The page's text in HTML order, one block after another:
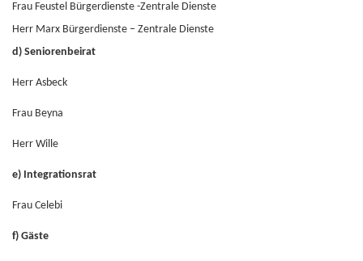
Frau Feustel Bürgerdienste -Zentrale Dienste
Herr Marx Bürgerdienste – Zentrale Dienste
d) Seniorenbeirat
Herr Asbeck
Frau Beyna
Herr Wille
e) Integrationsrat
Frau Celebi
f) Gäste